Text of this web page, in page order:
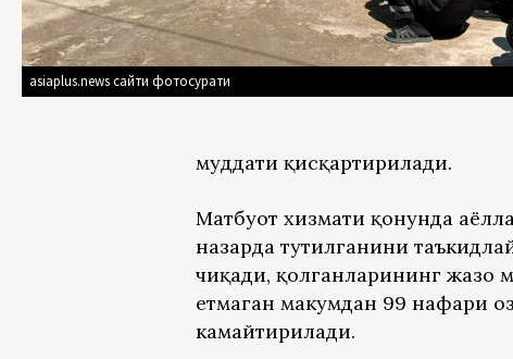
asiaplus.news сайти фотосурати
муддати қисқартирилади.
Матбуот хизмати қонунда
назарда тутилганини
чиқади, қолганларининг жазо
етмаган маҳкумдан 99 нафари
камайтирилади.